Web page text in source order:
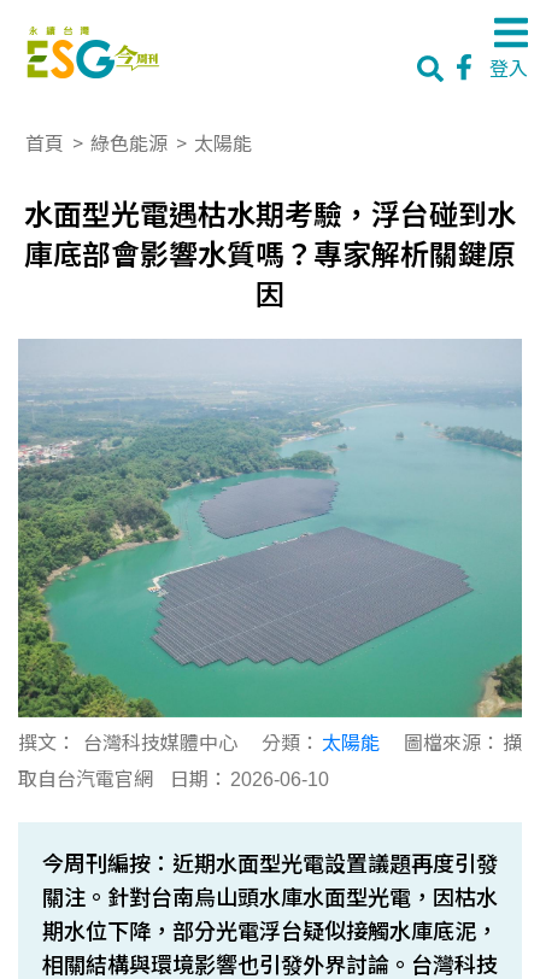
登入
首頁 > 綠色能源 > 太陽能
水面型光電遇枯水期考驗，浮台碰到水
庫底部會影響水質嗎？專家解析關鍵原
因
撰文： 台灣科技媒體中心 分類： 太陽能 圖檔來源： 擷
取自台汽電官網
日期： 2026-06-10
今周刊編按：近期水面型光電設置議題再度引發
關注。針對台南烏山頭水庫水面型光電，因枯水
期水位下降，部分光電浮台疑似接觸水庫底泥，
相關結構與環境影響也引發外界討論。台灣科技